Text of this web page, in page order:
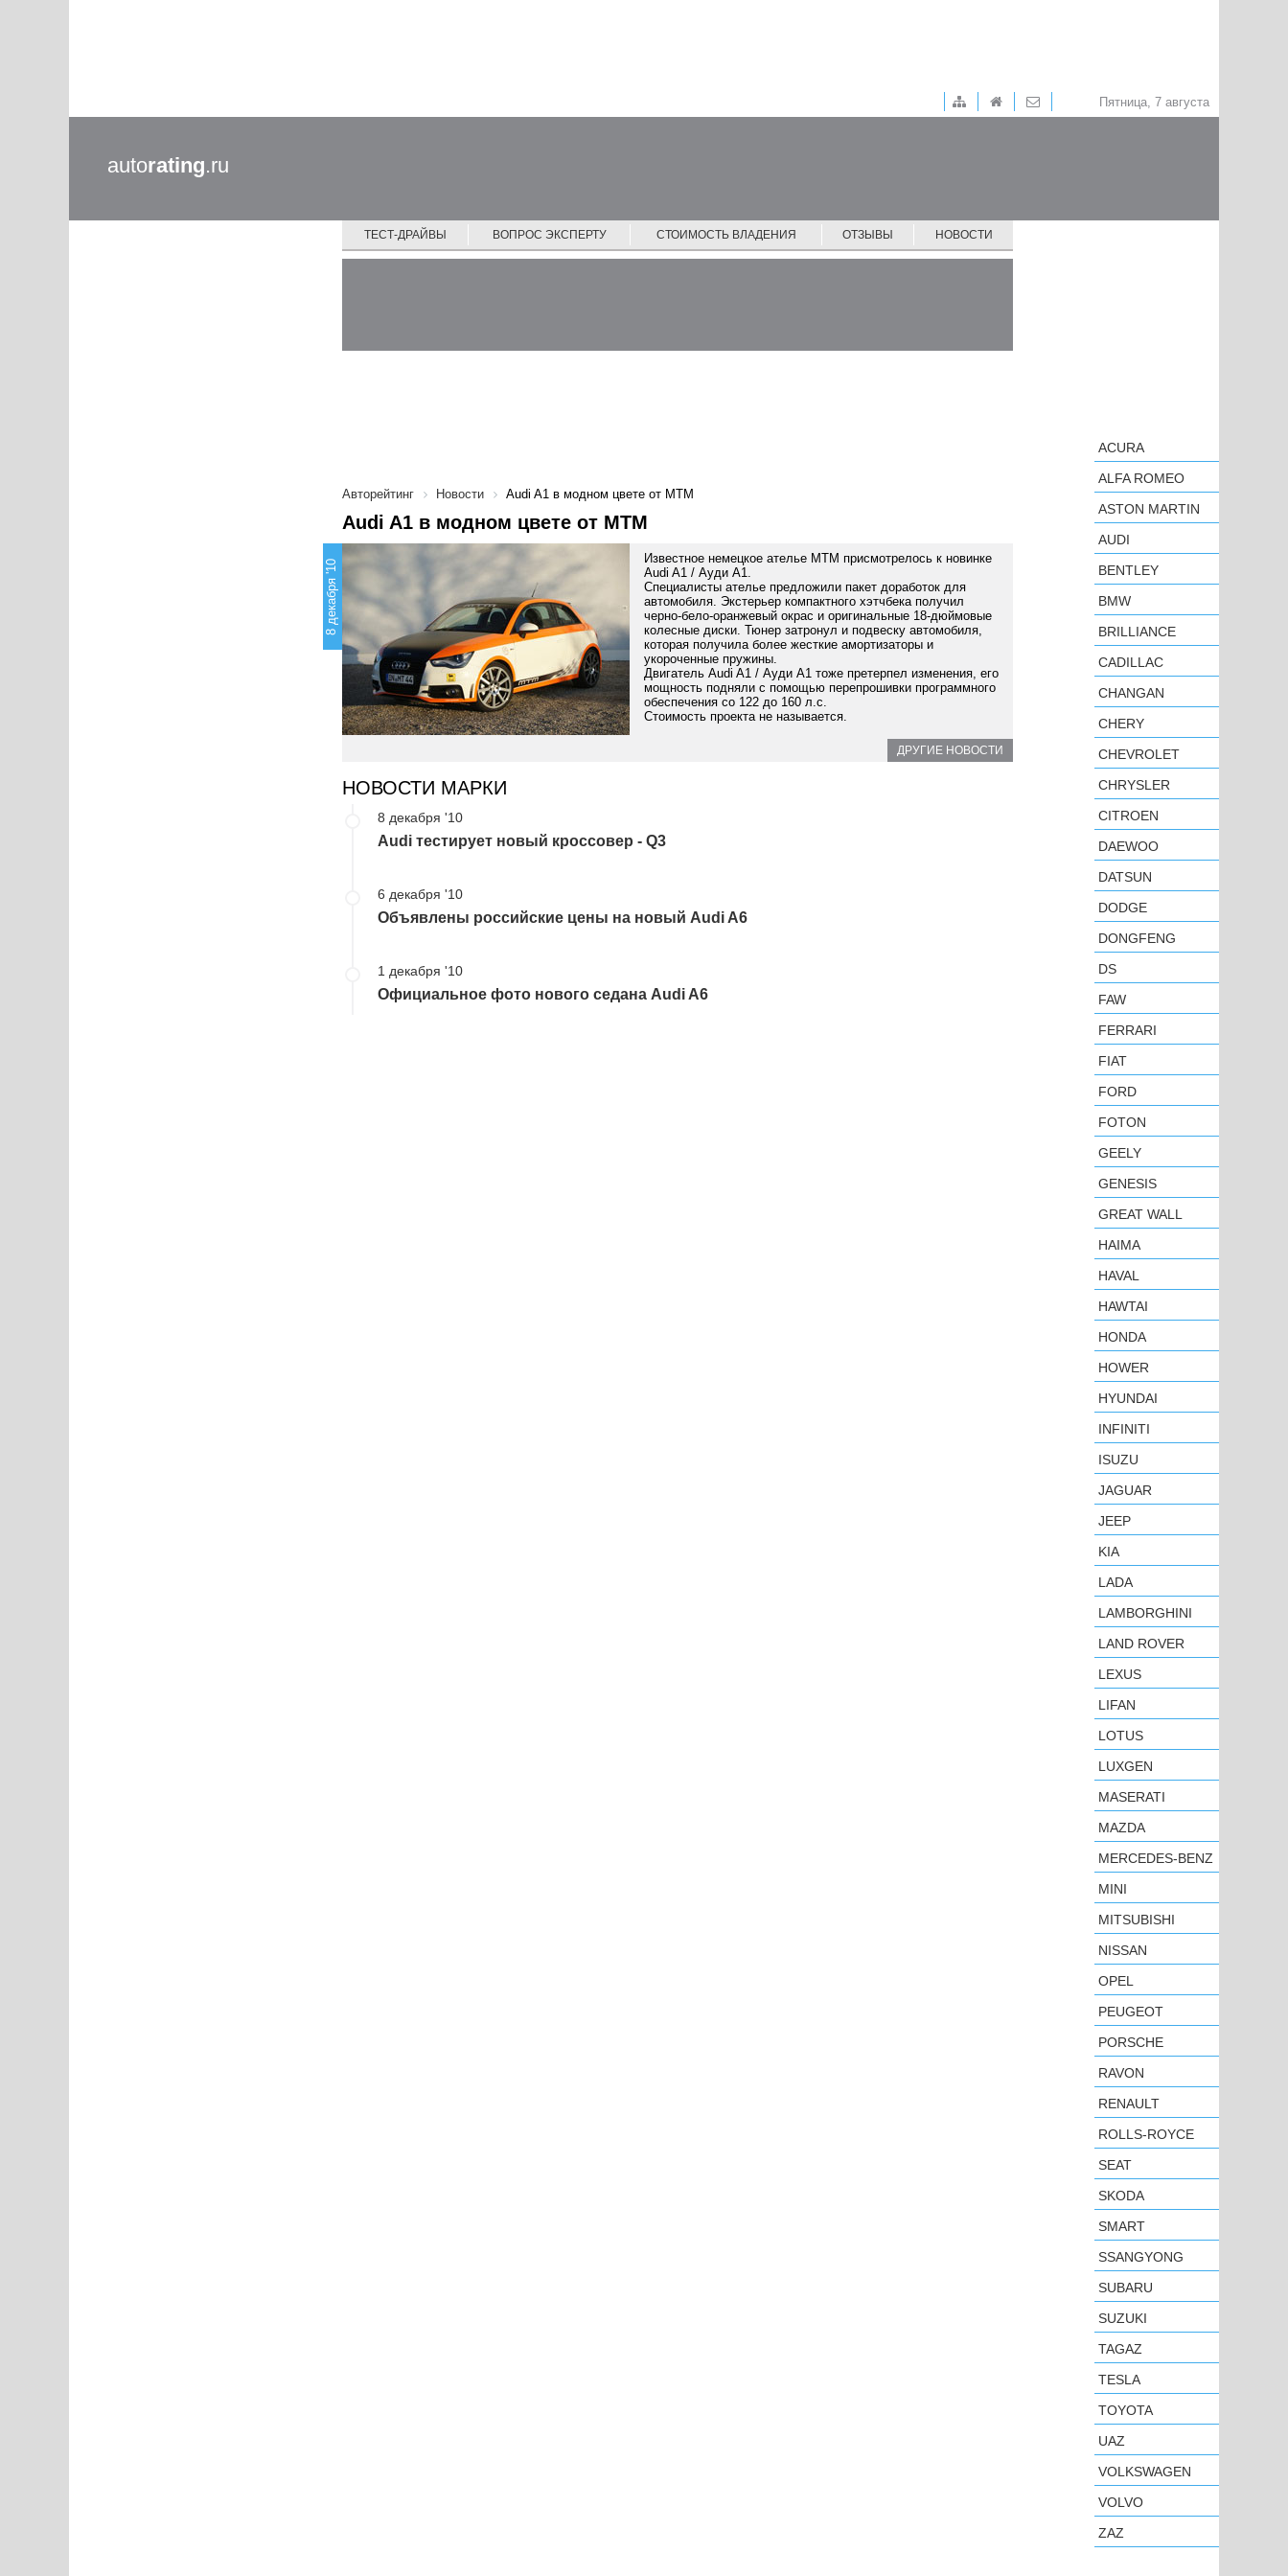
Пятница, 7 августа
autorating.ru
ТЕСТ-ДРАЙВЫ ВОПРОС ЭКСПЕРТУ СТОИМОСТЬ ВЛАДЕНИЯ ОТЗЫВЫ НОВОСТИ
Авторейтинг Новости Audi A1 в модном цвете от MTM
Audi A1 в модном цвете от MTM
8 декабря '10
Известное немецкое ателье MTM присмотрелось к новинке
Audi A1 / Ауди А1.
Специалисты ателье предложили пакет доработок для
автомобиля. Экстерьер компактного хэтчбека получил
черно-бело-оранжевый окрас и оригинальные 18-дюймовые
колесные диски. Тюнер затронул и подвеску автомобиля,
которая получила более жесткие амортизаторы и
укороченные пружины.
Двигатель Audi A1 / Ауди А1 тоже претерпел изменения, его
мощность подняли с помощью перепрошивки программного
обеспечения со 122 до 160 л.с.
Стоимость проекта не называется.
ДРУГИЕ НОВОСТИ
НОВОСТИ МАРКИ
8 декабря '10
Audi тестирует новый кроссовер - Q3
6 декабря '10
Объявлены российские цены на новый Audi A6
1 декабря '10
Официальное фото нового седана Audi A6
ACURA
ALFA ROMEO
ASTON MARTIN
AUDI
BENTLEY
BMW
BRILLIANCE
CADILLAC
CHANGAN
CHERY
CHEVROLET
CHRYSLER
CITROEN
DAEWOO
DATSUN
DODGE
DONGFENG
DS
FAW
FERRARI
FIAT
FORD
FOTON
GEELY
GENESIS
GREAT WALL
HAIMA
HAVAL
HAWTAI
HONDA
HOWER
HYUNDAI
INFINITI
ISUZU
JAGUAR
JEEP
KIA
LADA
LAMBORGHINI
LAND ROVER
LEXUS
LIFAN
LOTUS
LUXGEN
MASERATI
MAZDA
MERCEDES-BENZ
MINI
MITSUBISHI
NISSAN
OPEL
PEUGEOT
PORSCHE
RAVON
RENAULT
ROLLS-ROYCE
SEAT
SKODA
SMART
SSANGYONG
SUBARU
SUZUKI
TAGAZ
TESLA
TOYOTA
UAZ
VOLKSWAGEN
VOLVO
ZAZ